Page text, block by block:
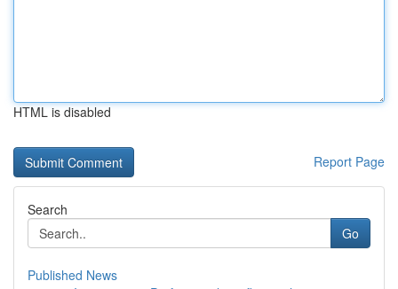
HTML is disabled
Report Page
Search
Go
Published News